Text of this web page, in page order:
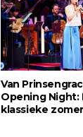
Van
Opening Night:
klassieke